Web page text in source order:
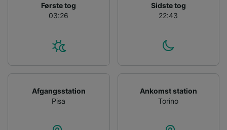
Første tog
03:26
Sidste tog
22:43
Afgangsstation
Pisa
Ankomst station
Torino